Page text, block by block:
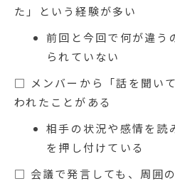
た」という経験が多い
前回と今回で何が違う
られていない
□ メンバーから「話を聞い
われたことがある
相手の状況や感情を読
を押し付けている
□ 会議で発言しても、周囲